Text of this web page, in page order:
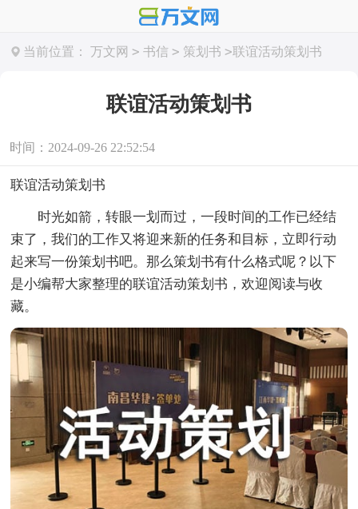
当前位置： 万文网 > 书信 > 策划书 >联谊活动策划书
联谊活动策划书
时间：2024-09-26 22:52:54
联谊活动策划书
时光如箭，转眼一划而过，一段时间的工作已经结
束了，我们的工作又将迎来新的任务和目标，立即行动
起来写一份策划书吧。那么策划书有什么格式呢？以下
是小编帮大家整理的联谊活动策划书，欢迎阅读与收
藏。